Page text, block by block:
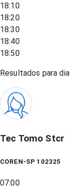
18:10
18:20
18:30
18:40
18:50
Resultados para dia
Tec Tomo Stcr
COREN-SP 102325
07:00